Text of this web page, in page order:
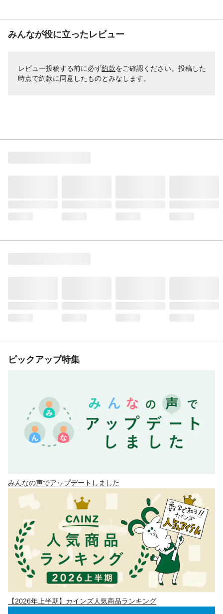
みんなが役に立ったレビュー
レビュー投稿する前に必ず約款をご確認ください。投稿した
時点で約款に同意したものとみなします。
ピックアップ特集
みんなの声でアップデートしました
【2026年上半期】カインズ人気商品ランキング